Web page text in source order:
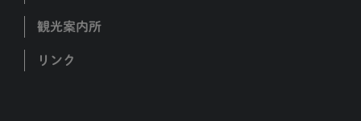
観光案内所
リンク